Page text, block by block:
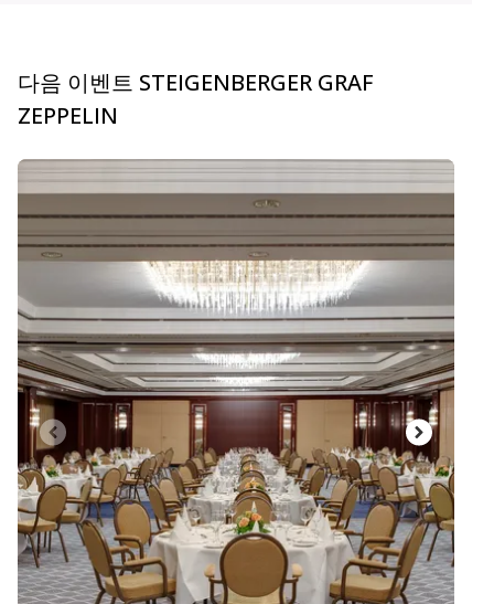
다음 이벤트 STEIGENBERGER GRAF
ZEPPELIN
carousel.aria_current_slide